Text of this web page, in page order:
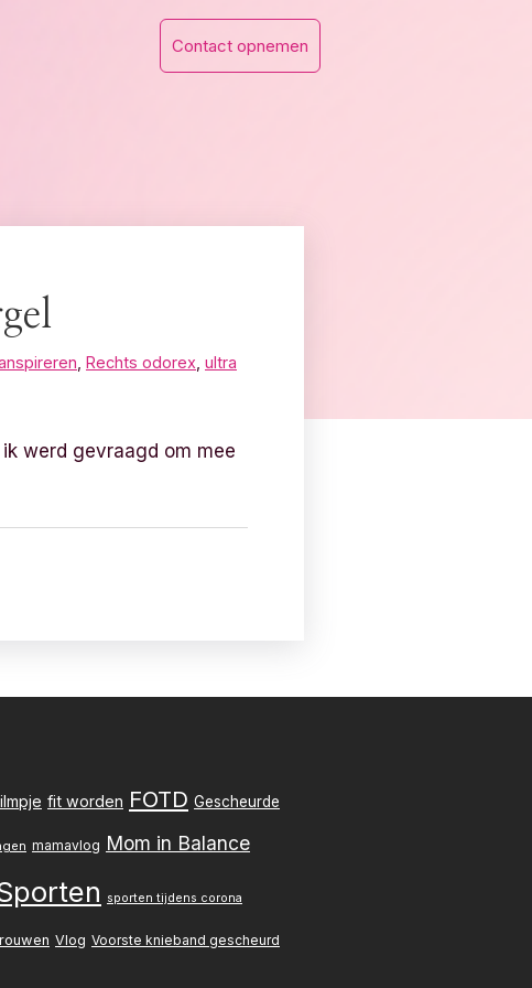
Contact opnemen
Rechts odorex ultra
werd gevraagd om mee
fit worden FOTD Gescheurde
mamavlog Mom in Balance
sporten tijdens corona
Vlog Voorste knieband gescheurd